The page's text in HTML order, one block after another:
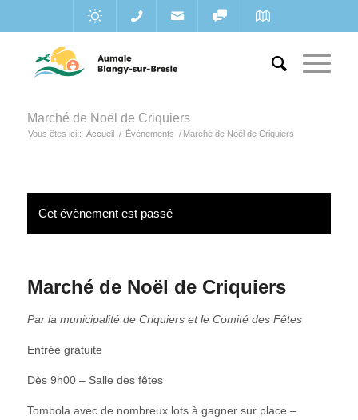
Marché de Noël de Criquiers
Vous êtes ici : Accueil / Évènements / Marché de Noël de Criquiers
Cet évènement est passé
Marché de Noël de Criquiers
Par la municipalité de Criquiers et le Comité des Fêtes
Entrée gratuite
Dès 9h00 – Salle des fêtes
Tombola avec de nombreux lots à gagner sur place –